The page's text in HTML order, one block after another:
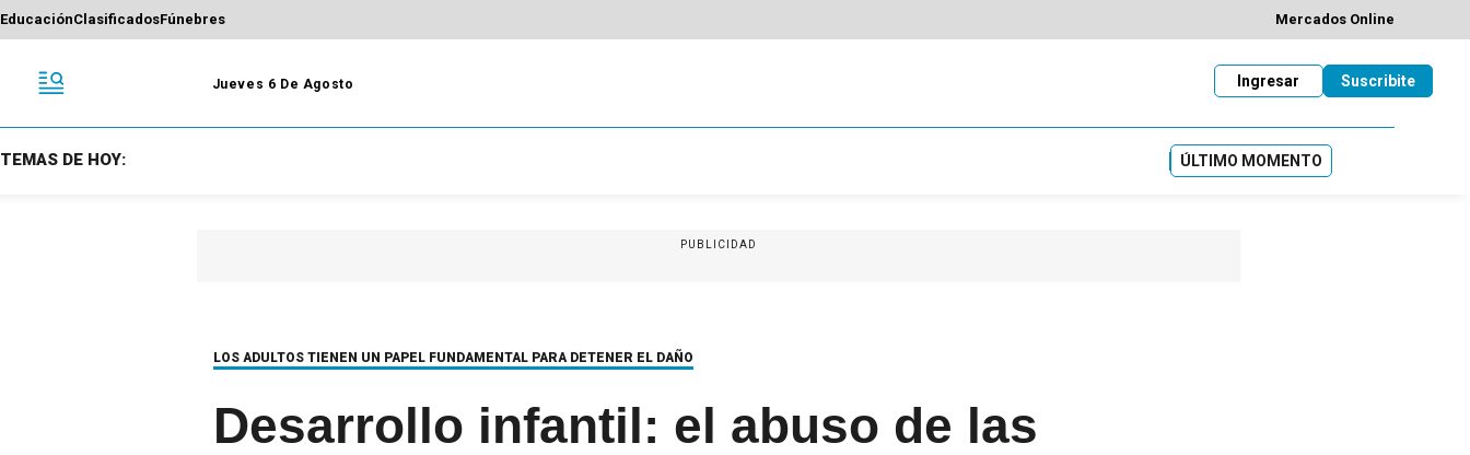
EducaciónClasificadosFúnebres Mercados Online
Jueves 6 De Agosto Suscribite
Ingresar
TEMAS DE HOY: ÚLTIMO MOMENTO
PUBLICIDAD
LOS ADULTOS TIENEN UN PAPEL FUNDAMENTAL PARA DETENER EL DAÑO
Desarrollo infantil: el abuso de las